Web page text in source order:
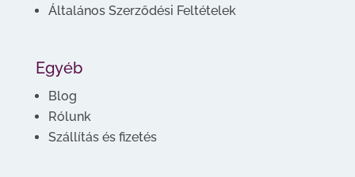
Általános Szerződési Feltételek
Egyéb
Blog
Rólunk
Szállítás és fizetés